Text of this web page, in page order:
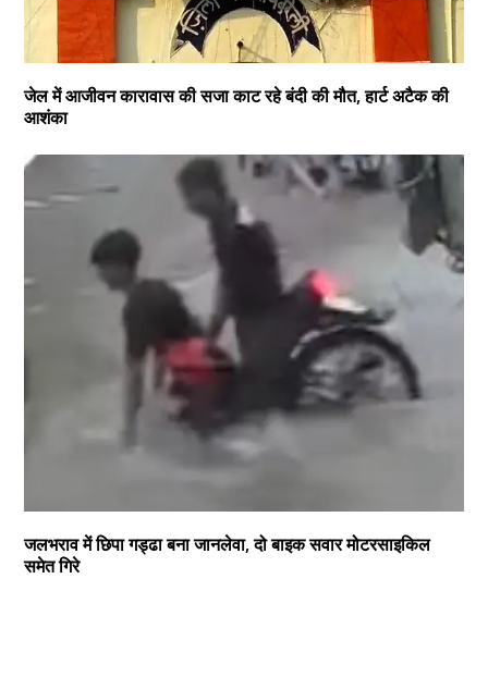
जेल में आजीवन कारावास की सजा काट रहे बंदी की मौत, हार्ट अटैक की
आशंका
जलभराव में छिपा गड्ढा बना जानलेवा, दो बाइक सवार मोटरसाइकिल
समेत गिरे